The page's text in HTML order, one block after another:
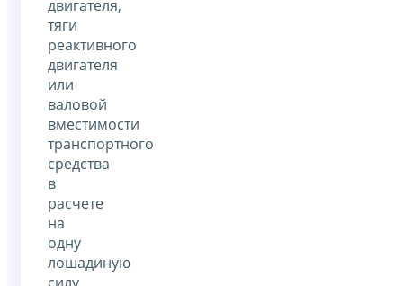
двигателя,
тяги
реактивного
двигателя
или
валовой
вместимости
транспортного
средства
в
расчете
на
одну
лошадиную